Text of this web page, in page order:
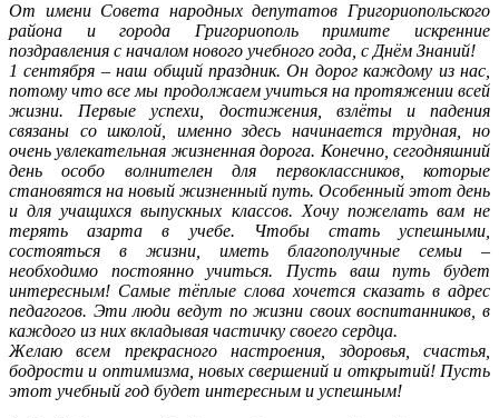
От имени Совета народных депутатов Григориопольского
района и города Григориополь примите искренние
поздравления с началом нового учебного года, с Днём Знаний!
1 сентября – наш общий праздник. Он дорог каждому из нас,
потому что все мы продолжаем учиться на протяжении всей
жизни. Первые успехи, достижения, взлёты и падения
связаны со школой, именно здесь начинается трудная, но
очень увлекательная жизненная дорога. Конечно, сегодняшний
день особо волнителен для первоклассников, которые
становятся на новый жизненный путь. Особенный этот день
и для учащихся выпускных классов. Хочу пожелать вам не
терять азарта в учебе. Чтобы стать успешными,
состояться в жизни, иметь благополучные семьи –
необходимо постоянно учиться. Пусть ваш путь будет
интересным! Самые тёплые слова хочется сказать в адрес
педагогов. Эти люди ведут по жизни своих воспитанников, в
каждого из них вкладывая частичку своего сердца.
Желаю всем прекрасного настроения, здоровья, счастья,
бодрости и оптимизма, новых свершений и открытий! Пусть
этот учебный год будет интересным и успешным!